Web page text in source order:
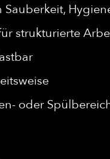
Sauberkeit,
strukturierte
oder